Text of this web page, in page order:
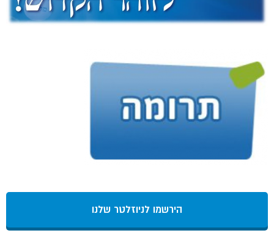
הירשמו לניוזלטר שלנו